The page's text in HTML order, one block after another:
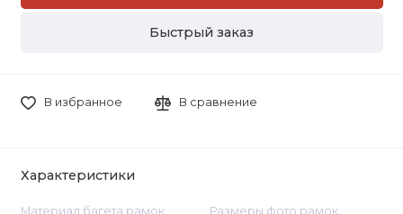
Быстрый заказ
В избранное В сравнение
Характеристики
Материал багета рамок Размеры фото рамок